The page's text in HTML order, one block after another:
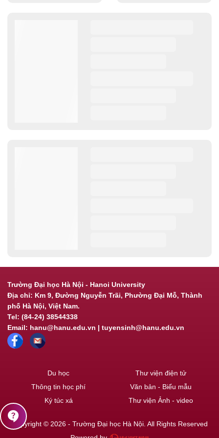
Trường Đại học Hà Nội - Hanoi University
Địa chỉ: Km 9, Đường Nguyễn Trãi, Phường Đại Mỗ, Thành
phố Hà Nội, Việt Nam.
Tel: (84-24) 38544338
Email: hanu@hanu.edu.vn | tuyensinh@hanu.edu.vn
Du học
Thông tin học phí
Ký túc xá
Thư viện điện tử
Văn bản - Biểu mẫu
Thư viện Ảnh - video
Copyright © 2026 - Trường Đại học Hà Nội. All Rights Reserved
contact_support